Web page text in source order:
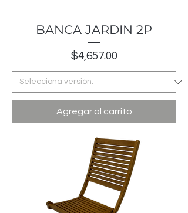
BANCA JARDIN 2P
Precio
$4,657.00
Agregar al carrito